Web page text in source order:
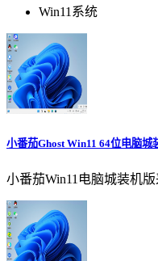
Win11系统
小番茄Ghost Win11 64位电脑城
小番茄Win11电脑城装机